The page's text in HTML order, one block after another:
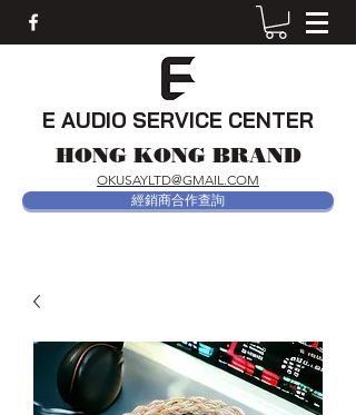
E AUDIO SERVICE CENTER
HONG KONG BRAND
OKUSAYLTD@GMAIL.COM
經銷商合作查詢